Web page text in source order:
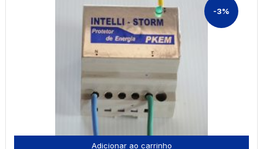
-3%
Adicionar ao carrinho